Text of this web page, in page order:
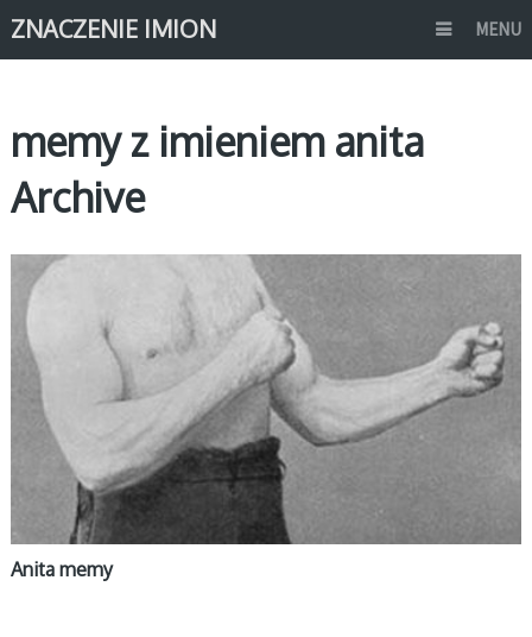
ZNACZENIE IMION MENU
memy z imieniem anita
Archive
MEMY IMIONA
Anita memy